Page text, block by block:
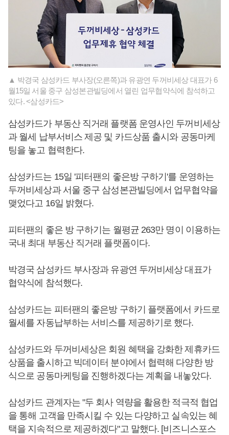
▲ 박경국 삼성카드 부사장(오른쪽)과 유광연 두꺼비세상 대표가 6
월15일 서울 중구 삼성본관빌딩에서 열린 업무협약식에 참석하고
있다. <삼성카드>
삼성카드가 부동산 직거래 플랫폼 운영사인 두꺼비세상
과 월세 납부서비스 제공 및 카드상품 출시와 공동마케
팅을 놓고 협력한다.
삼성카드는 15일 '피터팬의 좋은방 구하기'를 운영하는
두꺼비세상과 서울 중구 삼성본관빌딩에서 업무협약을
맺었다고 16일 밝혔다.
피터팬의 좋은 방 구하기는 월평균 263만 명이 이용하는
국내 최대 부동산 직거래 플랫폼이다.
박경국 삼성카드 부사장과 유광연 두꺼비세상 대표가
협약식에 참석했다.
삼성카드는 피터팬의 좋은방 구하기 플랫폼에서 카드로
월세를 자동납부하는 서비스를 제공하기로 했다.
삼성카드와 두꺼비세상은 회원 혜택을 강화한 제휴카드
상품을 출시하고 빅데이터 분야에서 협력해 다양한 방
식으로 공동마케팅을 진행하겠다는 계획을 내놓았다.
삼성카드 관계자는 "두 회사 역량을 활용한 적극적 협업
을 통해 고객을 만족시킬 수 있는 다양하고 실속있는 혜
택을 지속적으로 제공하겠다"고 말했다. [비즈니스포스